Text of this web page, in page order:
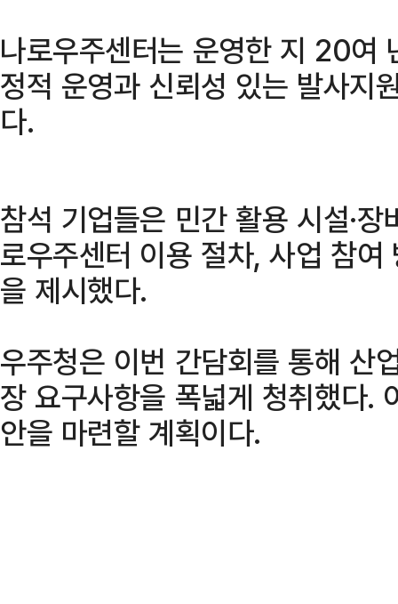
나로우주센터는 운영한 지 20여
정적 운영과 신뢰성 있는 발사지
다.
참석 기업들은 민간 활용 시설·
로우주센터 이용 절차, 사업 참
을 제시했다.
우주청은 이번 간담회를 통해 산
장 요구사항을 폭넓게 청취했다.
안을 마련할 계획이다.